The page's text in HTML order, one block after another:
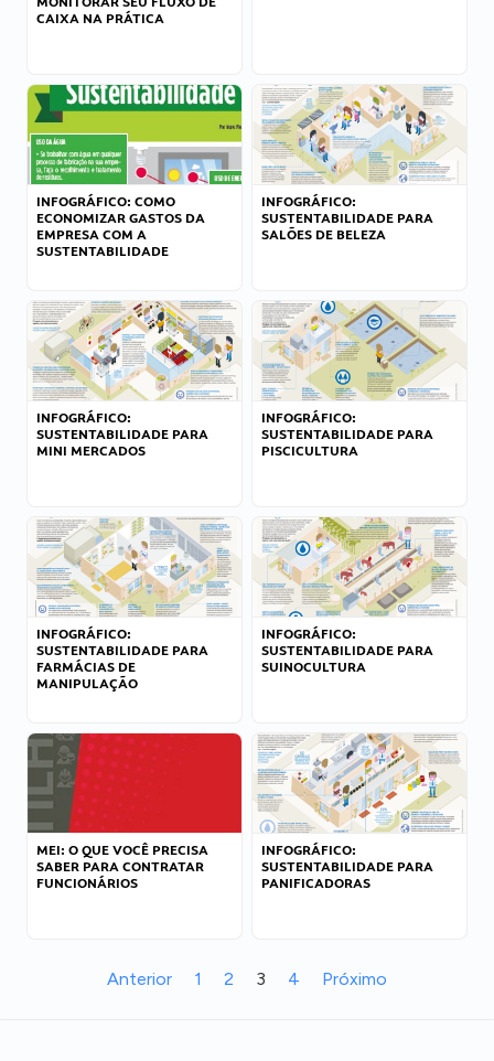
CAIXA NA PRÁTICA
INFOGRÁFICO: COMO
ECONOMIZAR GASTOS DA
EMPRESA COM A
SUSTENTABILIDADE
INFOGRÁFICO:
SUSTENTABILIDADE PARA
SALÕES DE BELEZA
INFOGRÁFICO:
SUSTENTABILIDADE PARA
MINI MERCADOS
INFOGRÁFICO:
SUSTENTABILIDADE PARA
PISCICULTURA
INFOGRÁFICO:
SUSTENTABILIDADE PARA
FARMÁCIAS DE
MANIPULAÇÃO
INFOGRÁFICO:
SUSTENTABILIDADE PARA
SUINOCULTURA
MEI: O QUE VOCÊ PRECISA
SABER PARA CONTRATAR
FUNCIONÁRIOS
INFOGRÁFICO:
SUSTENTABILIDADE PARA
PANIFICADORAS
Anterior 1 2 3 4 Próximo